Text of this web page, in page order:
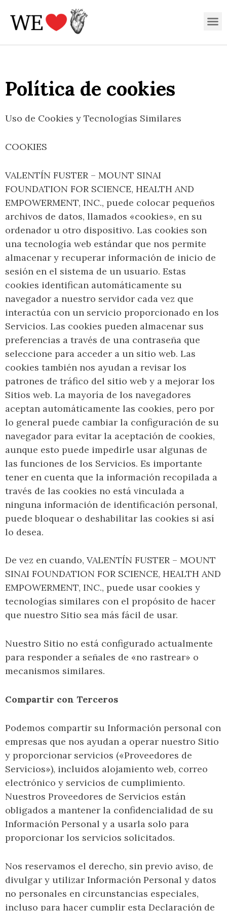
Política de cookies
Uso de Cookies y Tecnologías Similares
COOKIES
VALENTÍN FUSTER – MOUNT SINAI
FOUNDATION FOR SCIENCE, HEALTH AND
EMPOWERMENT, INC., puede colocar pequeños
archivos de datos, llamados «cookies», en su
ordenador u otro dispositivo. Las cookies son
una tecnología web estándar que nos permite
almacenar y recuperar información de inicio de
sesión en el sistema de un usuario. Estas
cookies identifican automáticamente su
navegador a nuestro servidor cada vez que
interactúa con un servicio proporcionado en los
Servicios. Las cookies pueden almacenar sus
preferencias a través de una contraseña que
seleccione para acceder a un sitio web. Las
cookies también nos ayudan a revisar los
patrones de tráfico del sitio web y a mejorar los
Sitios web. La mayoría de los navegadores
aceptan automáticamente las cookies, pero por
lo general puede cambiar la configuración de su
navegador para evitar la aceptación de cookies,
aunque esto puede impedirle usar algunas de
las funciones de los Servicios. Es importante
tener en cuenta que la información recopilada a
través de las cookies no está vinculada a
ninguna información de identificación personal,
puede bloquear o deshabilitar las cookies si así
lo desea.
De vez en cuando, VALENTÍN FUSTER – MOUNT
SINAI FOUNDATION FOR SCIENCE, HEALTH AND
EMPOWERMENT, INC., puede usar cookies y
tecnologías similares con el propósito de hacer
que nuestro Sitio sea más fácil de usar.
Nuestro Sitio no está configurado actualmente
para responder a señales de «no rastrear» o
mecanismos similares.
Compartir con Terceros
Podemos compartir su Información personal con
empresas que nos ayudan a operar nuestro Sitio
y proporcionar servicios («Proveedores de
Servicios»), incluidos alojamiento web, correo
electrónico y servicios de cumplimiento.
Nuestros Proveedores de Servicios están
obligados a mantener la confidencialidad de su
Información Personal y a usarla solo para
proporcionar los servicios solicitados.
Nos reservamos el derecho, sin previo aviso, de
divulgar y utilizar Información Personal y datos
no personales en circunstancias especiales,
incluso para hacer cumplir esta Declaración de